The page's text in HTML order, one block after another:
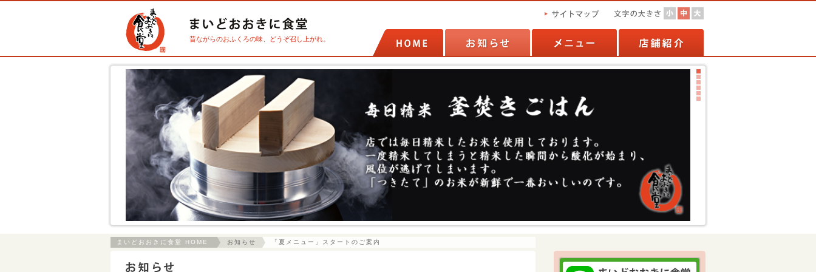
昔ながらのおふくろの味、どうぞ召し上がれ。
まいどおおきに食堂 HOME お知らせ 「夏メニュー」スタートのご案内